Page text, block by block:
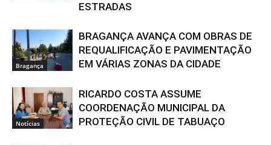
ESTRADAS
Bragança
BRAGANÇA AVANÇA COM OBRAS DE
REQUALIFICAÇÃO E PAVIMENTAÇÃO
EM VÁRIAS ZONAS DA CIDADE
Notícias
RICARDO COSTA ASSUME
COORDENAÇÃO MUNICIPAL DA
PROTEÇÃO CIVIL DE TABUAÇO